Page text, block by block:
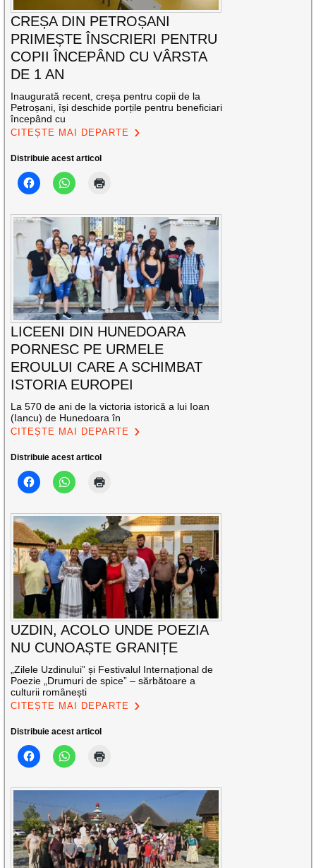
CREȘA DIN PETROȘANI
PRIMEȘTE ÎNSCRIERI PENTRU
COPII ÎNCEPÂND CU VÂRSTA
DE 1 AN
Inaugurată recent, creșa pentru copii de la
Petroșani, își deschide porțile pentru beneficiari
începând cu
CITEȘTE MAI DEPARTE
Distribuie acest articol
LICEENI DIN HUNEDOARA
PORNESC PE URMELE
EROULUI CARE A SCHIMBAT
ISTORIA EUROPEI
La 570 de ani de la victoria istorică a lui Ioan
(Iancu) de Hunedoara în
CITEȘTE MAI DEPARTE
Distribuie acest articol
UZDIN, ACOLO UNDE POEZIA
NU CUNOAȘTE GRANIȚE
„Zilele Uzdinului” și Festivalul Internațional de
Poezie „Drumuri de spice” – sărbătoare a
culturii românești
CITEȘTE MAI DEPARTE
Distribuie acest articol